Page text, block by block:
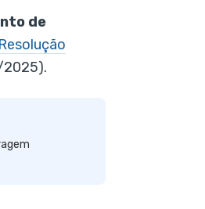
de
Resolução
2025).